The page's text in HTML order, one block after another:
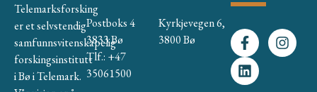
Telemarksforsking
er et selvstendig
samfunnsvitenskapelig
forskingsinstitutt
i Bø i Telemark.
Postboks 4
3833 Bø
Tlf.: +47
35061500
Kyrkjevegen 6,
3800 Bø